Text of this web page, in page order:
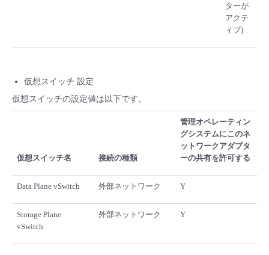
ターが
アクテ
ィブ)
仮想スイッチ 設定
仮想スイッチの設定値は以下です。
仮想スイッチ名 接続の種類
管理オペレーティン
グシステムにこのネ
ットワークアダプタ
ーの共有を許可する
Data Plane vSwitch 外部ネットワーク Y
Storage Plane
vSwitch
外部ネットワーク Y